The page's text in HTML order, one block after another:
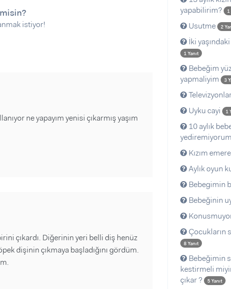
istiyor!
ne yapayım yenisi çıkarmış yaşım
çıkardı. Diğerinin yeri belli diş henüz
dişinin çıkmaya başladığını gördüm.
yapabilirim?
1
Usutme 2
İki
1 Yanıt
Bebeğim
yapmaliyim
3
Uyku cayi 1
10 aylık
Kızım
Aylık oyun
Bebegimin
Bebeğinin
Çocukların
8 Yanıt
Bebeğimin
kestirmeli
çıkar ?
5 Yanıt